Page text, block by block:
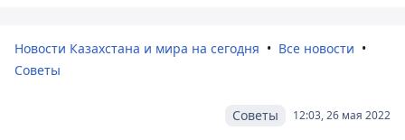
Новости Казахстана и мира на сегодня
Все новости
Советы
12:03, 26 мая 2022
Советы